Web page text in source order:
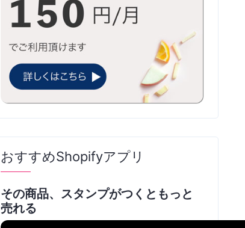
おすすめShopifyアプリ
その商品、スタンプがつくともっと
売れる